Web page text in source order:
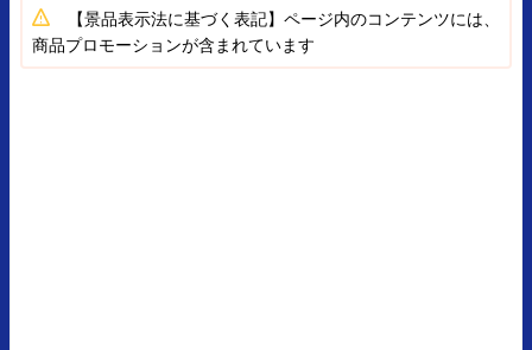
【景品表示法に基づく表記】ページ内のコンテンツには、
商品プロモーションが含まれています